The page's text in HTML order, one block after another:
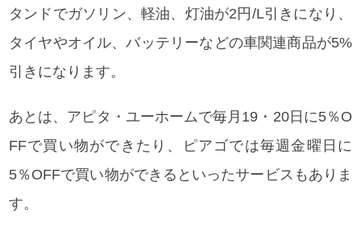
タンドでガソリン、軽油、灯油が2円/L引きになり、
タイヤやオイル、バッテリーなどの車関連商品が5%
引きになります。
あとは、アピタ・ユーホームで毎月19・20日に5％O
FFで買い物ができたり、ピアゴでは毎週金曜日に
5％OFFで買い物ができるといったサービスもありま
す。